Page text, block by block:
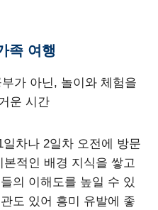
족 여행
가 아닌, 놀이와 체험을
운 시간
차나 2일차 오전에 방문
적인 배경 지식을 쌓고
의 이해도를 높일 수 있
도 있어 흥미 유발에 좋